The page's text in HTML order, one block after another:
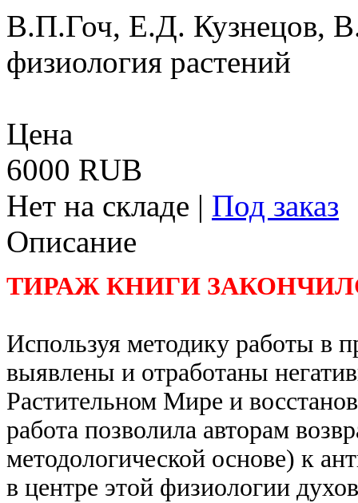
В.П.Гоч, Е.Д. Кузнецов,
физиология растений
Цена
6000 RUB
Нет на складе | Под заказ
Описание
ТИРАЖ КНИГИ
Используя методику работы в
выявлены и отработаны
Растительном Мире и
работа позволила авторам
методологической основе) к
в центре этой физиологии